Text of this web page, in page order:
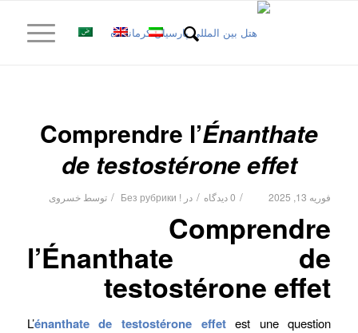
Comprendre l’Énanthate
de testostérone effet
فوریه 13, 2025 / 0 دیدگاه / در ! Без рубрики
/ توسط خسروی
Comprendre
l’Énanthate de
testostérone effet
L’énanthate de testostérone effetest une question